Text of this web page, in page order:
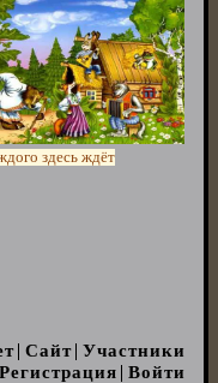
здесь ждёт
Сайт Участники
Регистрация Войти